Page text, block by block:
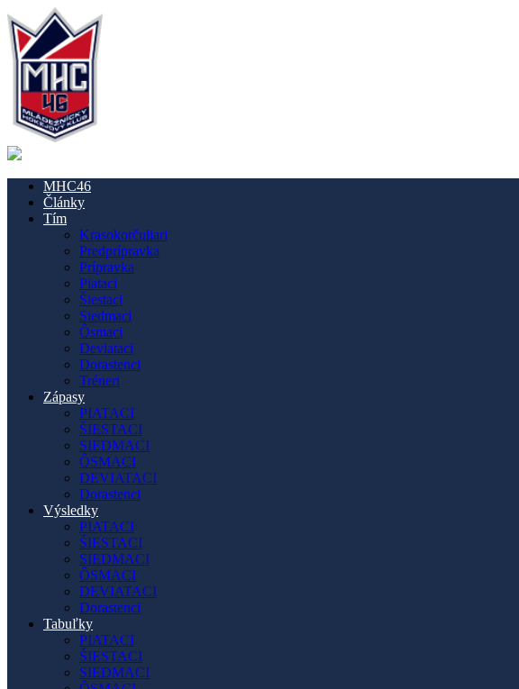
MHC46
Články
Tím
Krasokorčuliari
Predprípravka
Prípravka
Piataci
Šiestaci
Siedmaci
Ôsmaci
Deviataci
Dorastenci
Tréneri
Zápasy
PIATACI
ŠIESTACI
SIEDMACI
ÔSMACI
DEVIATACI
Dorastenci
Výsledky
PIATACI
ŠIESTACI
SIEDMACI
ÔSMACI
DEVIATACI
Dorastenci
Tabuľky
PIATACI
ŠIESTACI
SIEDMACI